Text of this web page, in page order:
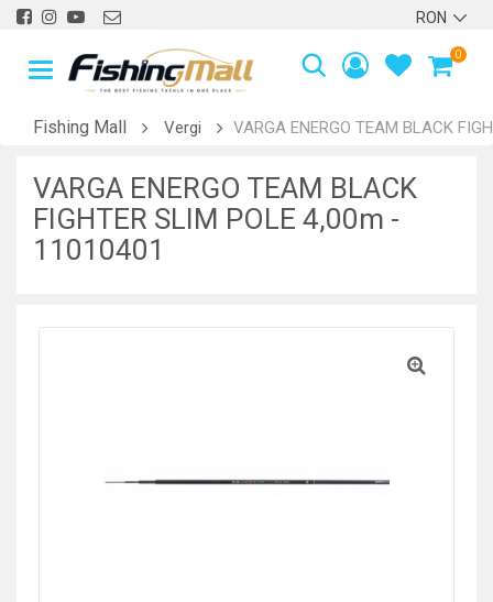
0
Fishing Mall Vergi VARGA ENERGO TEAM BLACK
VARGA ENERGO TEAM BLACK
FIGHTER SLIM POLE 4,00m -
11010401